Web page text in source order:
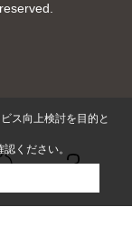
ス向上検討を目的と
認ください。